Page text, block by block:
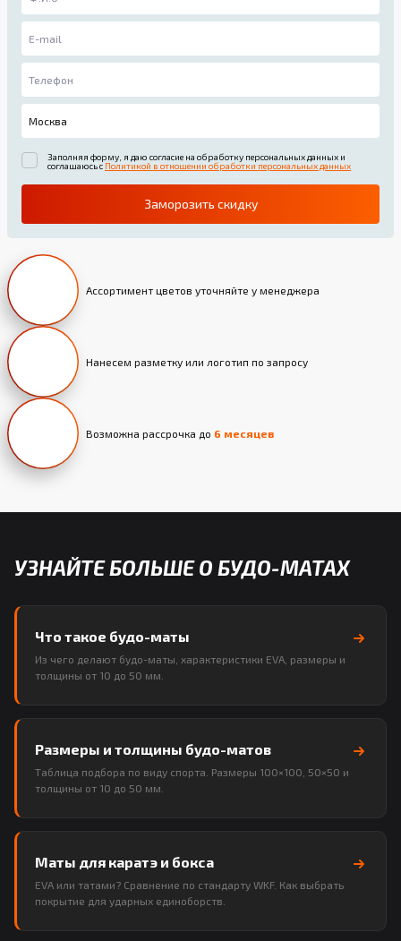
Заполняя форму, я даю согласие на обработку персональных данных и
соглашаюсь с Политикой в отношении обработки персональных данных
Заморозить скидку
Ассортимент цветов уточняйте у менеджера
Нанесем разметку или логотип по запросу
Возможна рассрочка до 6 месяцев
УЗНАЙТЕ БОЛЬШЕ О БУДО-МАТАХ
Что такое будо-маты
Из чего делают будо-маты, характеристики EVA, размеры и
толщины от 10 до 50 мм.
Размеры и толщины будо-матов
Таблица подбора по виду спорта. Размеры 100×100, 50×50 и
толщины от 10 до 50 мм.
Маты для каратэ и бокса
EVA или татами? Сравнение по стандарту WKF. Как выбрать
покрытие для ударных единоборств.